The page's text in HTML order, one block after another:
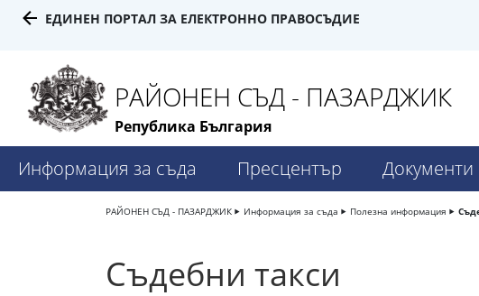
ЕДИНЕН ПОРТАЛ ЗА ЕЛЕКТРОННО ПРАВОСЪДИЕ
РАЙОНЕН СЪД - ПАЗАРДЖИК
Република България
Информация за съда Пресцентър Документи
РАЙОНЕН СЪД - ПАЗАРДЖИК Информация за съда Полезна информация
Съдебни такси